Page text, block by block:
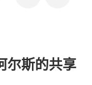
尔斯的共享